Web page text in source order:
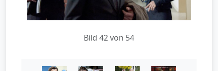
Bild 42 von 54